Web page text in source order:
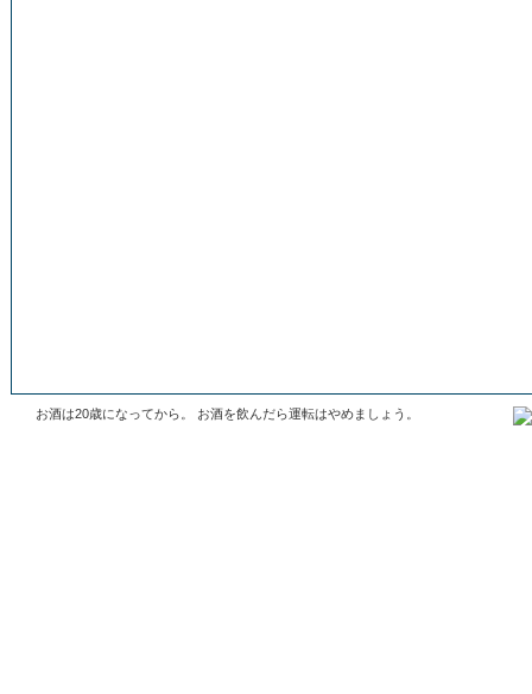
お酒は20歳になってから。 お酒を飲んだら運転はやめましょう。